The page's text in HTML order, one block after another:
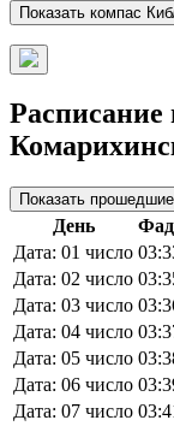
Показать компас
Расписание
Показать
День
Дата: 01 число
Дата: 02 число
Дата: 03 число
Дата: 04 число
Дата: 05 число
Дата: 06 число
Дата: 07 число